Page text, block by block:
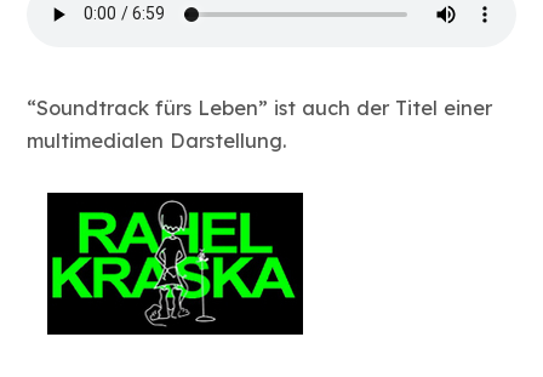
“Soundtrack fürs Leben” ist auch der Titel einer
multimedialen Darstellung.